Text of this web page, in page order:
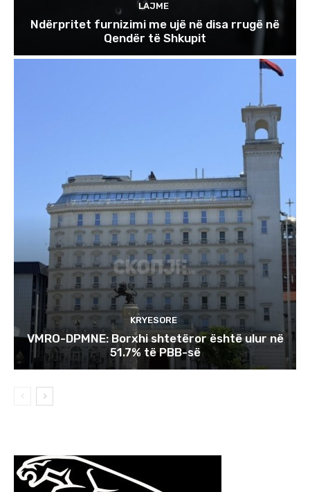
LAJME
Ndërpritet furnizimi me ujë në disa rrugë në
Qendër të Shkupit
KRYESORE
VMRO-DPMNE: Borxhi shtetëror është ulur në
51.7% të PBB-së